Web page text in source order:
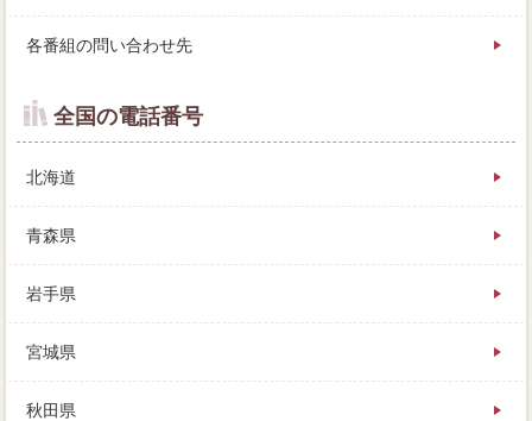
各番組の問い合わせ先
全国の電話番号
北海道
青森県
岩手県
宮城県
秋田県